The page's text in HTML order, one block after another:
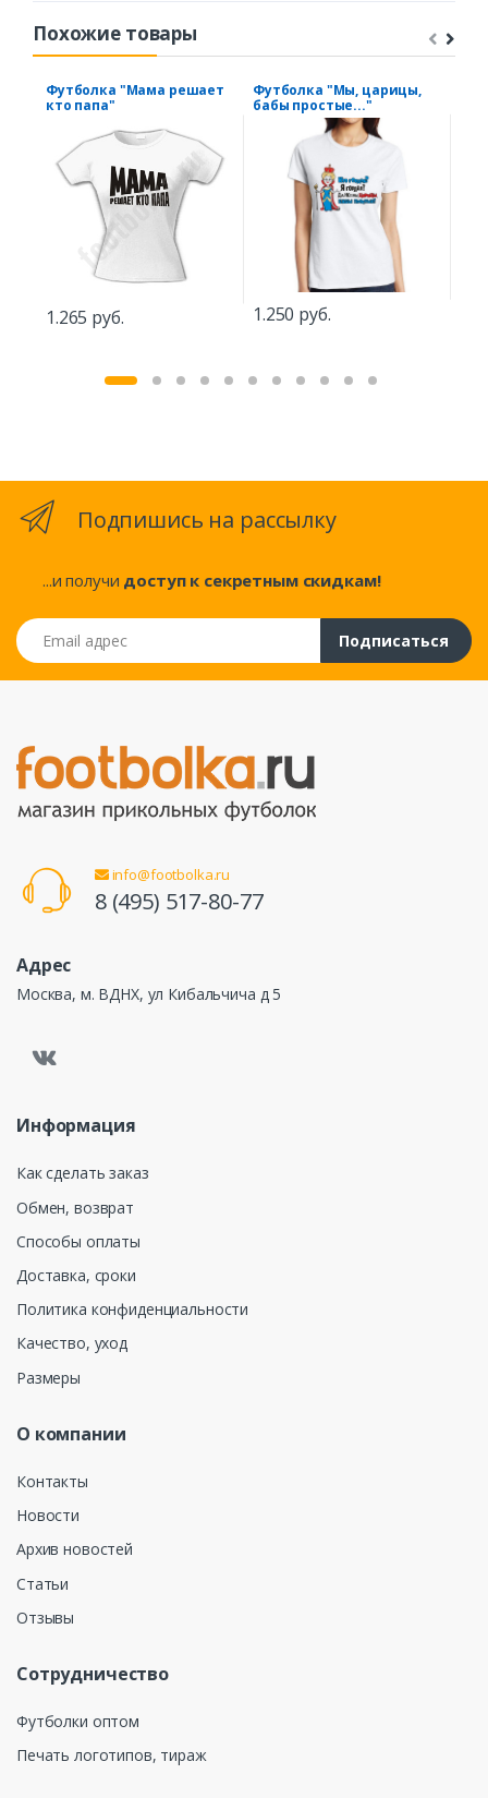
Похожие товары
Футболка "Мама решает
кто папа"
1.265 руб.
Футболка "Мы, царицы,
бабы простые..."
1.250 руб.
Подпишись на рассылку
...и получи доступ к секретным скидкам!
Email адрес
Подписаться
info@footbolka.ru
8 (495) 517-80-77
Адрес
Москва, м. ВДНХ, ул Кибальчича д 5
Информация
Как сделать заказ
Обмен, возврат
Способы оплаты
Доставка, сроки
Политика конфиденциальности
Качество, уход
Размеры
О компании
Контакты
Новости
Архив новостей
Статьи
Отзывы
Сотрудничество
Футболки оптом
Печать логотипов, тираж